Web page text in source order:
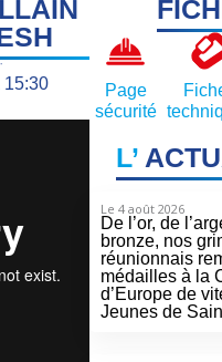
15:30
Page
sécurité
L’
Le 4 août 2026
De l’or, de
bronze, nos
réunionnais
médailles à la
d’Europe de
Jeunes de